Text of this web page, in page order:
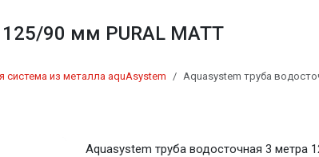
90 мм PURAL MATT
система из металла aquAsystem Aquasystem труба
Aquasystem труба водосточная 3 метра